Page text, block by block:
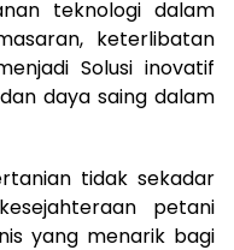
teknologi dalam
keterlibatan
Solusi inovatif
daya saing dalam
tidak sekadar
petani
yang menarik bagi